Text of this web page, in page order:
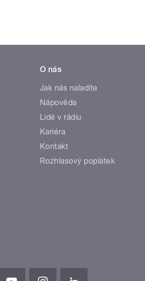
O nás
Jak nás naladíte
Nápověda
Lidé v rádiu
Kariéra
Kontakt
Rozhlasový poplatek